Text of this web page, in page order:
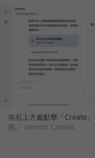
在右上方處點擊「Create」
圖／ Gemini Canvas